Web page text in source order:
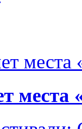
места